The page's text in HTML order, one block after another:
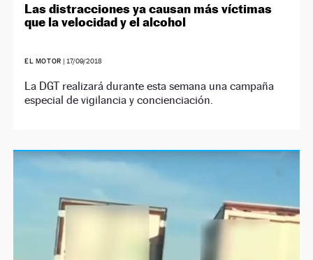
Las distracciones ya causan más víctimas
que la velocidad y el alcohol
EL MOTOR | 17/09/2018
La DGT realizará durante esta semana una campaña
especial de vigilancia y concienciación.